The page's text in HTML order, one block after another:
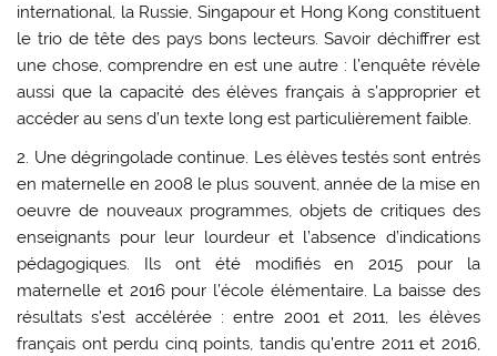
international, la Russie, Singapour et Hong Kong constituent
le trio de tête des pays bons lecteurs. Savoir déchiffrer est
une chose, comprendre en est une autre : l’enquête révèle
aussi que la capacité des élèves français à s’approprier et
accéder au sens d’un texte long est particulièrement faible.
2. Une dégringolade continue. Les élèves testés sont entrés
en maternelle en 2008 le plus souvent, année de la mise en
oeuvre de nouveaux programmes, objets de critiques des
enseignants pour leur lourdeur et l’absence d’indications
pédagogiques. Ils ont été modifiés en 2015 pour la
maternelle et 2016 pour l’école élémentaire. La baisse des
résultats s’est accélérée : entre 2001 et 2011, les élèves
français ont perdu cinq points, tandis qu’entre 2011 et 2016,